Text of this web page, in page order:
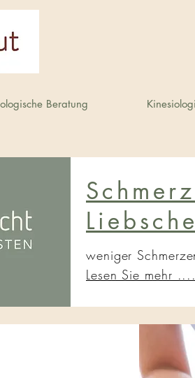
Beratung
weniger
Lesen Sie mehr ....